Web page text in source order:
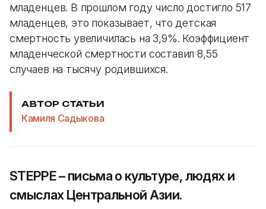
младенцев. В прошлом году число достигло 517
младенцев, это показывает, что детская
смертность увеличилась на 3,9%. Коэффициент
младенческой смертности составил 8,55
случаев на тысячу родившихся.
АВТОР СТАТЬИ
Камиля Садыкова
STEPPE – письма о культуре, людях и
смыслах Центральной Азии.